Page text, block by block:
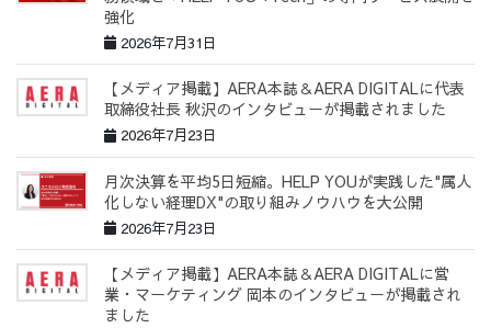
強化
2026年7月31日
【メディア掲載】AERA本誌＆AERA DIGITALに代表
取締役社長 秋沢のインタビューが掲載されました
2026年7月23日
月次決算を平均5日短縮。HELP YOUが実践した"属人
化しない経理DX"の取り組みノウハウを大公開
2026年7月23日
【メディア掲載】AERA本誌＆AERA DIGITALに営
業・マーケティング 岡本のインタビューが掲載され
ました